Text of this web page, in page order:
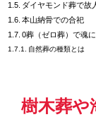
ダイヤモンド葬で故
本山納骨での合祀
0葬（ゼロ葬）で魂
自然葬の種類とは
樹木葬や